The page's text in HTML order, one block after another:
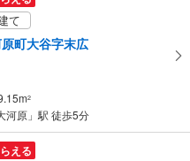
て
町大谷字末広
2
河原」駅 徒歩5分
える